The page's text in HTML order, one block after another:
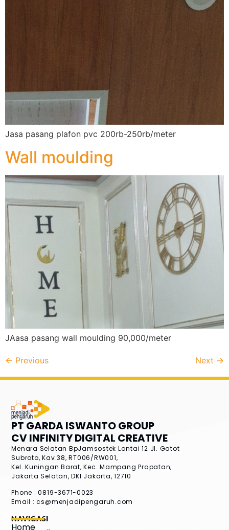
Jasa pasang plafon pvc 200rb-250rb/meter
Wall moulding
JAasa pasang wall moulding 90,000/meter
← Previous Next →
PT GARDA ISWANTO GROUP
CV INFINITY DIGITAL CREATIVE
Menara Selatan BpJamsostek Lantai 12 Jl. Gatot
Subroto, Kav.38, RT006/RW001,
Kel. Kuningan Barat, Kec. Mampang Prapatan,
Jakarta Selatan, DKI Jakarta, 12710
Phone : 0819-3671-0023
Email :cs@menjadipengaruh.com
NAVIGASI
Home